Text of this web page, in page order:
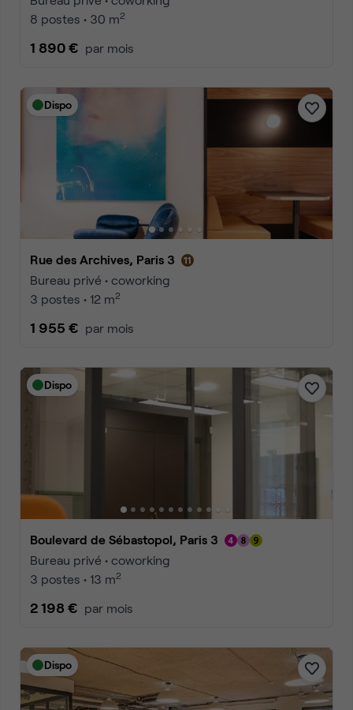
8 postes • 30 m2
1 890 € par mois
Dispo
Rue des Archives, Paris 3
Bureau privé • coworking
3 postes • 12 m2
1 955 € par mois
Dispo
Boulevard de Sébastopol, Paris 3
Bureau privé • coworking
3 postes • 13 m2
2 198 € par mois
Dispo